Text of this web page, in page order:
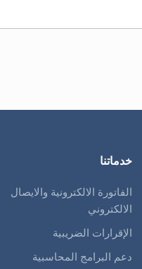
خدماتنا
الفاتورة الالكترونية والايصال
الالكتروني
الإقرارات الضريبية
دعم البرامج المحاسبية